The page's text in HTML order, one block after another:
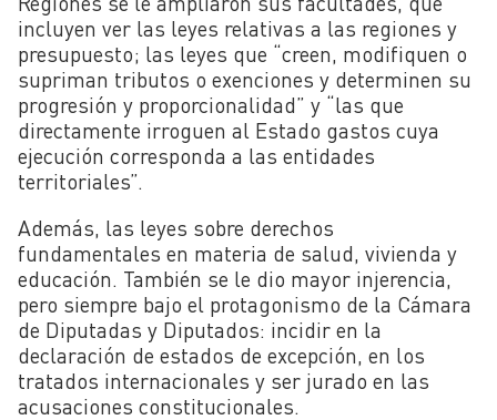
incluyen ver las leyes relativas a las regiones y
presupuesto; las leyes que “creen, modifiquen o
supriman tributos o exenciones y determinen su
progresión y proporcionalidad” y “las que
directamente irroguen al Estado gastos cuya
ejecución corresponda a las entidades
territoriales”.
Además, las leyes sobre derechos
fundamentales en materia de salud, vivienda y
educación. También se le dio mayor injerencia,
pero siempre bajo el protagonismo de la Cámara
de Diputadas y Diputados: incidir en la
declaración de estados de excepción, en los
tratados internacionales y ser jurado en las
acusaciones constitucionales.